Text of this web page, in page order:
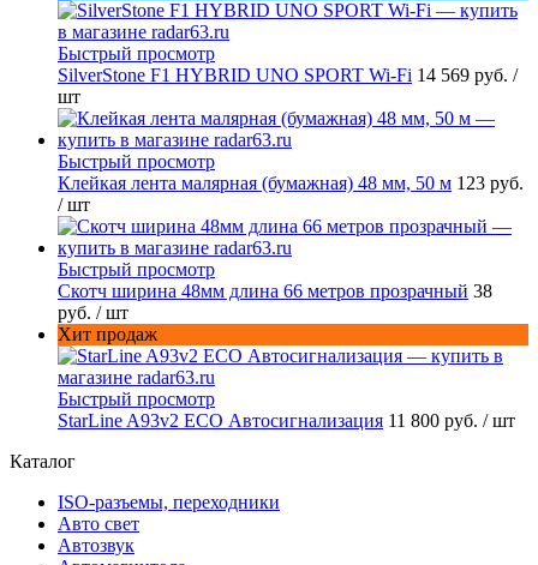
Быстрый просмотр
SilverStone F1 HYBRID UNO SPORT Wi-Fi 14 569 руб. /
шт
Быстрый просмотр
Клейкая лента малярная (бумажная) 48 мм, 50 м 123 руб.
/ шт
Быстрый просмотр
Скотч ширина 48мм длина 66 метров прозрачный 38
руб. / шт
Хит продаж
Быстрый просмотр
StarLine A93v2 ECO Автосигнализация 11 800 руб. / шт
Каталог
ISO-разъемы, переходники
Авто свет
Автозвук